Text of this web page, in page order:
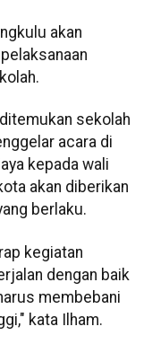
akan
sekolah
acara di
kepada wali
akan diberikan
berlaku.
kegiatan
dengan baik
membebani
kata Ilham.